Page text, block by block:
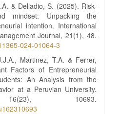
& Delladio, S. (2025). Risk-
mindset: Unpacking the
intention. International
Journal, 21(1), 48.
024-01064-3
Martinez, T.A. & Ferrer,
Factors of Entrepreneurial
An Analysis from the
at a Peruvian University.
16(23), 10693.